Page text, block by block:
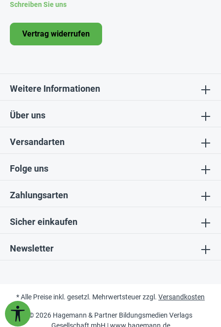
Folge uns
Sicher einkaufen
Über uns
Newsletter
Schreiben Sie uns
Vertrag widerrufen
Weitere Informationen
Zahlungsarten
Versandarten
© 2026 Hagemann & Partner Bildungsmedien Verlags
* Alle Preise inkl. gesetzl. Mehrwertsteuer zzgl. Versandkosten
Werkzeugleiste anzeigen